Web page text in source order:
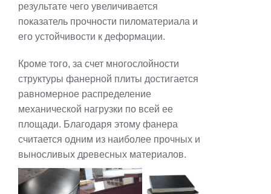
результате чего увеличивается
показатель прочности пиломатериала и
его устойчивости к деформации.
Кроме того, за счет многослойности
структуры фанерной плиты достигается
равномерное распределение
механической нагрузки по всей ее
площади. Благодаря этому фанера
считается одним из наиболее прочных и
выносливых древесных материалов.